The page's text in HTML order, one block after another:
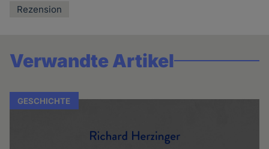
Rezension
Verwandte Artikel
GESCHICHTE